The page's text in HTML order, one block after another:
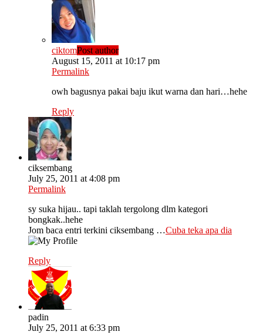
ciktomPost author
August 15, 2011 at 10:17 pm
Permalink
owh bagusnya pakai baju ikut warna dan hari…hehe
Reply
ciksembang
July 25, 2011 at 4:08 pm
Permalink
sy suka hijau.. tapi taklah tergolong dlm kategori
bongkak..hehe
Jom baca entri terkini ciksembang …Cuba teka apa dia
Reply
padin
July 25, 2011 at 6:33 pm